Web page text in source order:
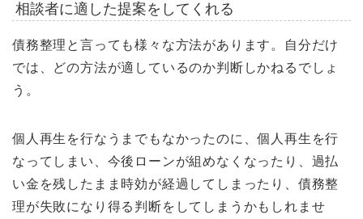
相談者に適した提案をしてくれる
債務整理と言っても様々な方法があります。自分だけ
では、どの方法が適しているのか判断しかねるでしょ
う。
個人再生を行なうまでもなかったのに、個人再生を行
なってしまい、今後ローンが組めなくなったり、過払
い金を残したまま時効が経過してしまったり、債務整
理が失敗になり得る判断をしてしまうかもしれませ